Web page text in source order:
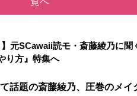
元SCawaii読モ・斎藤綾乃に聞
り方』特集へ
話題の斎藤綾乃、圧巻のメイ